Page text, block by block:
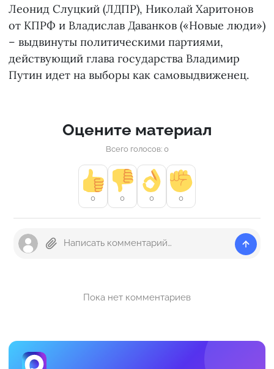
Леонид Слуцкий (ЛДПР), Николай Харитонов
от КПРФ и Владислав Даванков («Новые люди»)
– выдвинуты политическими партиями,
действующий глава государства Владимир
Путин идет на выборы как самовыдвиженец.
Оцените материал
Всего голосов: 0
0 0 0 0
Пока нет комментариев